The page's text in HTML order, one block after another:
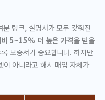
링크, 설명서가 모두 갖춰진
비 5~15% 더 높은 가격을 받을
보증서가 중요합니다. 하지만
이 아니라고 해서 매입 자체가